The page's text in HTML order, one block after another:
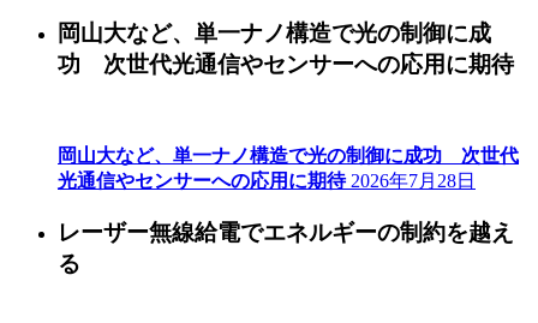
岡山大など、単一ナノ構造で光の制御に成
功 次世代光通信やセンサーへの応用に期待
岡山大など、単一ナノ構造で光の制御に成功 次世代
光通信やセンサーへの応用に期待 2026年7月28日
レーザー無線給電でエネルギーの制約を越え
る